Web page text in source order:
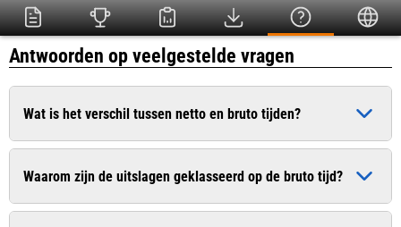
Antwoorden op veelgestelde vragen
Wat is het verschil tussen netto en bruto tijden?
De bruto tijd is de officiële tijd die ingaat op het moment dat
het startschot heeft geklonken. De netto tijd (chiptijd) is de
Waarom zijn de uitslagen geklasseerd op de bruto tijd?
Dit is conform het wedstrijdreglement van de Atletiekunie.